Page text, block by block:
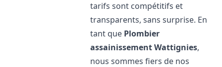
tarifs sont compétitifs et
transparents, sans surprise. En
tant que Plombier
assainissementWattignies,
nous sommes fiers de nos